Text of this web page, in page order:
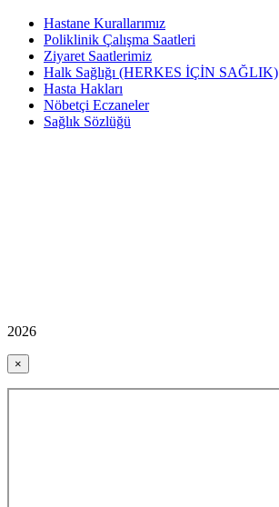
Hastane Kurallarımız
Poliklinik Çalışma Saatleri
Ziyaret Saatlerimiz
Halk Sağlığı (HERKES İÇİN SAĞLIK)
Hasta Hakları
Nöbetçi Eczaneler
Sağlık Sözlüğü
2026
×